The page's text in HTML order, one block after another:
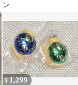
ン
¥1,299